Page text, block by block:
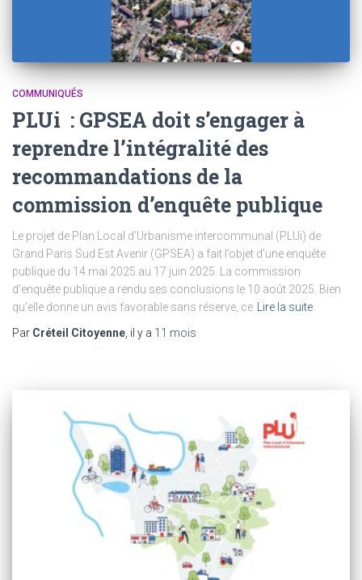
COMMUNIQUÉS
PLUi : GPSEA doit s’engager à
reprendre l’intégralité des
recommandations de la
commission d’enquête publique
Le projet de Plan Local d’Urbanisme intercommunal (PLUi) de
Grand Paris Sud Est Avenir (GPSEA) a fait l’objet d’une enquête
publique du 14 mai 2025 au 17 juin 2025. La commission
d’enquête publique a rendu ses conclusions le 10 août 2025. Bien
qu’elle donne un avis favorable sans réserve, ce
Lire la suite
Par Créteil Citoyenne , il y a 11 mois